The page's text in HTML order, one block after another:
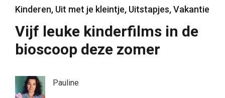
Kinderen, Uit met je kleintje, Uitstapjes,Vakantie
Vijf leuke kinderfilms in de
bioscoop deze zomer
Pauline